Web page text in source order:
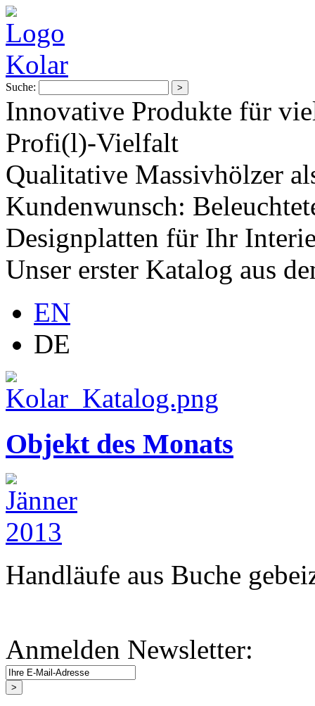
Suche:
Innovative Produkte für
Profi(l)-Vielfalt
Qualitative Massivhölzer
Kundenwunsch:
Designplatten für Ihr
Unser erster Katalog aus
EN
DE
Objekt des Monats
Handläufe aus Buche
Anmelden Newsletter: